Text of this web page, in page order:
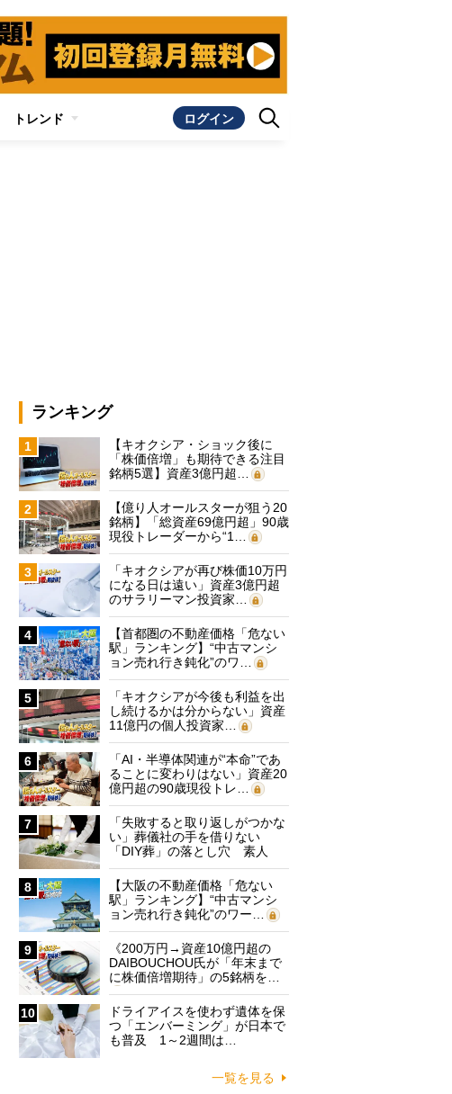
トレンド ログイン
ランキング
1
【キオクシア・ショック後に
「株価倍増」も期待できる注目
銘柄5選】資産3億円超…
2
【億り人オールスターが狙う20
銘柄】「総資産69億円超」90歳
現役トレーダーから“1…
3
「キオクシアが再び株価10万円
になる日は遠い」資産3億円超
のサラリーマン投資家…
4
【首都圏の不動産価格「危ない
駅」ランキング】“中古マンシ
ョン売れ行き鈍化”のワ…
5
「キオクシアが今後も利益を出
し続けるかは分からない」資産
11億円の個人投資家…
6
「AI・半導体関連が“本命”であ
ることに変わりはない」資産20
億円超の90歳現役トレ…
7
「失敗すると取り返しがつかな
い」葬儀社の手を借りない
「DIY葬」の落とし穴 素人
に…
8
【大阪の不動産価格「危ない
駅」ランキング】“中古マンシ
ョン売れ行き鈍化”のワー…
9
《200万円→資産10億円超の
DAIBOUCHOU氏が「年末まで
に株価倍増期待」の5銘柄を…
10
ドライアイスを使わず遺体を保
つ「エンバーミング」が日本で
も普及 1～2週間は…
一覧を見る